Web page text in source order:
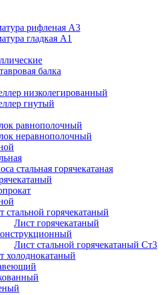
рифленая А3
гладкая А1
балка
низколегированный
гнутый
равнополочный
неравнополочный
стальная горячекатаная
стальной горячекатаный
Лист горячекатаный
Лист стальной горячекатаный Ст3
холоднокатаный